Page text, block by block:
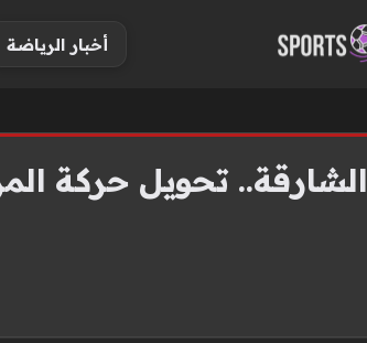
أخبار الرياضة
الشارقة.. تحويل حركة